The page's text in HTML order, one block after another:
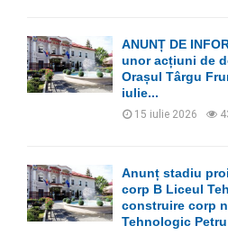
ANUNȚ DE
unor acțiuni de
Orașul Târgu
iulie...
15 iulie 2026
Anunț stadiu
corp B Liceul
construire corp
Tehnologic Petru